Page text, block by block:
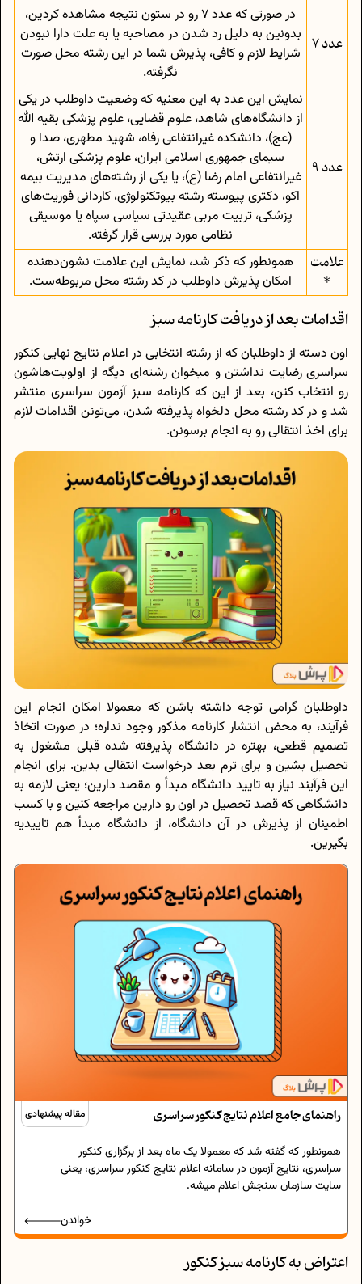
عدد 7
در صورتی که عدد 7 رو در ستون نتیجه مشاهده کردین،
بدونین به دلیل رد شدن در مصاحبه یا به علت دارا نبودن
شرایط لازم و کافی، پذیرش شما در این رشته محل صورت
نگرفته.
عدد 9
نمایش این عدد به این معنیه که وضعیت داوطلب در یکی
از دانشگاه‌های شاهد، علوم قضایی، علوم پزشكی بقيه الله
(عج)، دانشکده غیرانتفاعی رفاه، شهید مطهری، صدا و
سیمای جمهوری اسلامی ایران، علوم پزشکی ارتش،
غیرانتفاعی امام رضا (ع)، يا یکی از رشته‌های مديريت بيمه
اکو، دکتری پیوسته رشته بیوتکنولوژی، کاردانی فوريت‌های
پزشكی، تربيت مربی عقیدتی سیاسی سپاه يا موسیقی
نظامی مورد بررسی قرار گرفته.
علامت
*
همونطور که ذکر شد، نمایش این علامت نشون‌دهنده
امکان پذیرش داوطلب در کد رشته محل مربوطه‌ست.
اقدامات بعد از دریافت کارنامه سبز
اون دسته از داوطلبان که از رشته انتخابی در اعلام نتایج نهایی کنکور
سراسری رضایت نداشتن و میخوان رشته‌ای دیگه از اولویت‌هاشون
رو انتخاب کنن، بعد از این که کارنامه سبز آزمون سراسری منتشر
شد و در کد رشته محل دلخواه پذیرفته شدن، می‌تونن اقدامات لازم
برای اخذ انتقالی رو به انجام برسونن.
داوطلبان گرامی توجه داشته باشن که معمولا امکان انجام این
فرآیند، به محض انتشار کارنامه مذکور وجود نداره؛ در صورت اتخاذ
تصمیم قطعی، بهتره در دانشگاه پذیرفته شده قبلی مشغول به
تحصیل بشین و برای ترم بعد درخواست انتقالی بدین. برای انجام
این فرآیند نیاز به تایید دانشگاه مبدأ و مقصد دارین؛ یعنی لازمه به
دانشگاهی که قصد تحصیل در اون رو دارین مراجعه کنین و با کسب
اطمینان از پذیرش در آن دانشگاه، از دانشگاه مبدأ هم تاییدیه
بگیرین.
مقاله پیشنهادی راهنمای جامع اعلام نتایج کنکور سراسری
همونطور که گفته شد که معمولا یک ماه بعد از برگزاری کنکور
سراسری، نتایج آزمون در سامانه اعلام نتایج کنکور سراسری، یعنی
سایت سازمان سنجش اعلام میشه.
خواندن
اعتراض به کارنامه سبز کنکور